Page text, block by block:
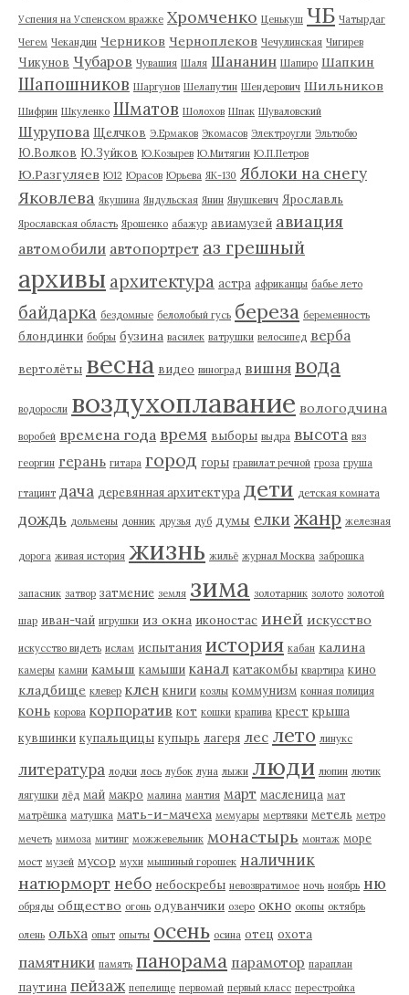
Успения на Успенском вражке Хромченко Ценькуш ЧБ Чатырдаг
Чегем Чекандин Черников Черноплеков Чечулинская Чигирев
Чикунов Чубаров Чувашия Шаля Шананин Шапиро Шапкин
Шапошников Шаргунов Шелапутин Шендерович Шильников
Шифрин Шкуленко Шматов Шолохов Шпак Шуваловский
Шурупова Щелчков Э.Ермаков Экомасов Электроугли Эльтюбю
Ю.Волков Ю.Зуйков Ю.Козырев Ю.Митягин Ю.П.Петров
Ю.Разгуляев Ю12 Юрасов Юрьева ЯК-130 Яблоки на снегу
Яковлева Якушина Яндульская Янин Янушкевич Ярославль
Ярославская область Ярошенко абажур авиамузей авиация
автомобили автопортрет аз грешный
архивы архитектура астра африканцы бабье лето
байдарка бездомные белолобый гусь береза беременность
блондинки бобры бузина василек ватрушки велосипед верба
вертолёты весна видео виноград вишня вода
водоросли воздухоплавание вологодчина
воробей времена года время выборы выдра высота вяз
георгин герань гитара город горы гравилат речной гроза груша
гтацинт дача деревянная архитектура дети детская комната
дождь дольмены донник друзья дуб думы елки жанр железная
дорога живая история жизнь жильё журнал Москва заброшка
запасник затвор затмение земля зима золотарник золото золотой
шар иван-чай игрушки из окна иконостас иней искусство
искусство видеть ислам испытания история кабан калина
камеры камни камыш камыши канал катакомбы квартира кино
кладбище клевер клен книги козлы коммунизм конная полиция
конь корова корпоратив кот кошки крапива крест крыша
кувшинки купальщицы купырь лагеря лес лето линукс
литература лодки лось лубок луна лыжи люди люпин лютик
лягушки лёд май макро малина мантия март масленица мат
матрёшка матушка мать-и-мачеха мемуары мертвяки метель метро
мечеть мимоза митинг можжевельник монастырь монтаж море
мост музей мусор мухи мышиный горошек наличник
натюрморт небо небоскребы невозвратимое ночь ноябрь ню
обряды общество огонь одуванчики озеро окно окопы октябрь
олень ольха опыт опыты осень осина отец охота
памятники память панорама парамотор параплан
паутина пейзаж пепелище первомай первый класс перестройка